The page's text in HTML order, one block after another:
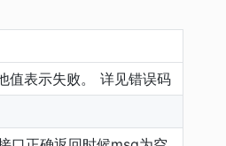
值表示失败。 详见错误码